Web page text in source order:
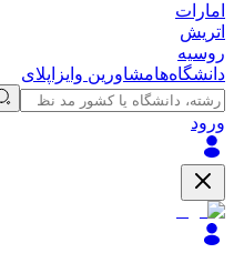
امارات
اتریش
روسیه
دانشگاه‌هامشاورین وایزاپلای
ورود